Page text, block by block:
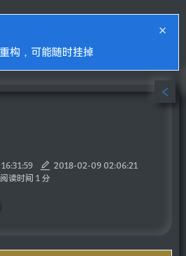
构，可能随时挂掉
2018-02-09 02:06:21
读时间 1 分